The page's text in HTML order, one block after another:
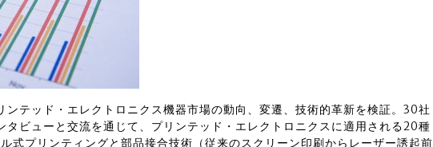
ンテッド・エレクトロニクス機器市場の動向、変遷、技術的革新を検証。30社
タビューと交流を通じて、プリンテッド・エレクトロニクスに適用される20種
式プリンティングと部品接合技術（従来のスクリーン印刷からレーザー誘起前